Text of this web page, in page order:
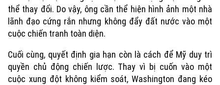
thể thay đổi. Do vậy, ông cần thể hiện hình ảnh một nhà
lãnh đạo cứng rắn nhưng không đẩy đất nước vào một
cuộc chiến tranh toàn diện.
Cuối cùng, quyết định gia hạn còn là cách để Mỹ duy trì
quyền chủ động chiến lược. Thay vì bị cuốn vào một
cuộc xung đột không kiểm soát, Washington đang kéo